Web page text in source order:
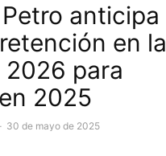
anticipa
en la
para
2025
30 de mayo de 2025